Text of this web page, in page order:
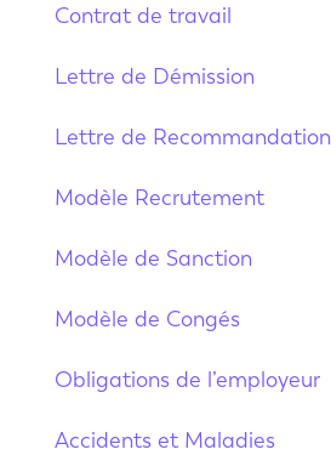
Contrat de travail
Lettre de Démission
Lettre de Recommandation
Modèle Recrutement
Modèle de Sanction
Modèle de Congés
Obligations de l’employeur
Accidents et Maladies